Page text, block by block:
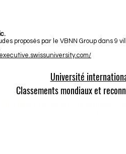
proposés par le VBNN Group dans
Université
Classements mondiaux et